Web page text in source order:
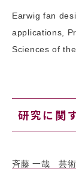
Earwig fan
applications,
Sciences of
研究に関
斉藤 一哉 芸